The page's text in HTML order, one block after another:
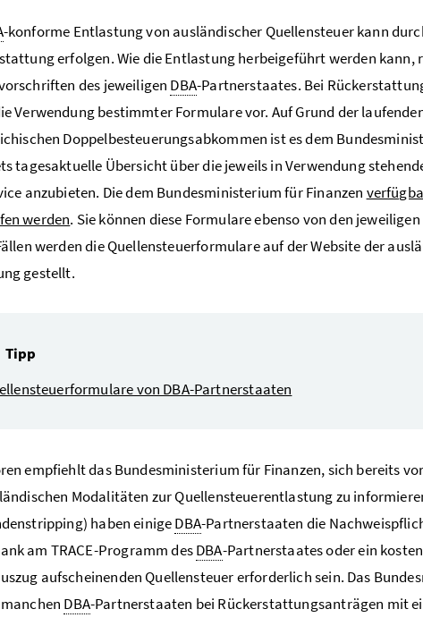
-konforme Entlastung von ausländischer Quellensteuer kann
erfolgen. Wie die Entlastung herbeigeführt werden
des jeweiligen DBA-Partnerstaates. Bei
Verwendung bestimmter Formulare vor. Auf Grund der
Doppelbesteuerungsabkommen ist es dem
tagesaktuelle Übersicht über die jeweils in Verwendung
anzubieten. Die dem Bundesministerium für Finanzen
werden. Sie können diese Formulare ebenso von den
werden die Quellensteuerformulare auf der Website der
gestellt.
Tipp
von DBA-Partnerstaaten
empfiehlt das Bundesministerium für Finanzen, sich bereits
Modalitäten zur Quellensteuerentlastung zu
haben einigeDBA-Partnerstaaten die
am TRACE-Programm desDBA-Partnerstaates oder ein
aufscheinenden Quellensteuer erforderlich sein. Das
DBA-Partnerstaaten bei Rückerstattungsanträgen mit